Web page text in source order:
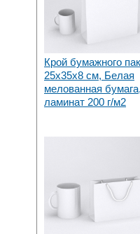
Крой бумажного
25х35x8 см, Белая
мелованная
ламинат 200 г/м2